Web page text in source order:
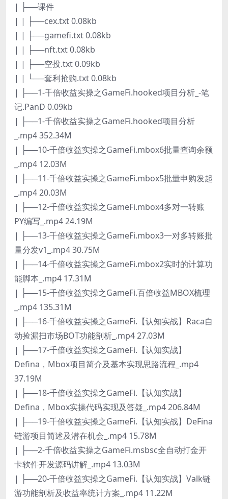
| ├──课件
| | ├──cex.txt 0.08kb
| | ├──gamefi.txt 0.08kb
| | ├──nft.txt 0.08kb
| | ├──空投.txt 0.09kb
| | └──套利抢购.txt 0.08kb
| ├──1-千倍收益实操之GameFi.hooked项目分析_-笔
记.PanD 0.09kb
| ├──1-千倍收益实操之GameFi.hooked项目分析
_.mp4 352.34M
| ├──10-千倍收益实操之GameFi.mbox6批量查询余额
_.mp4 12.03M
| ├──11-千倍收益实操之GameFi.mbox5批量申购发起
_.mp4 20.03M
| ├──12-千倍收益实操之GameFi.mbox4多对一转账
PY编写_.mp4 24.19M
| ├──13-千倍收益实操之GameFi.mbox3一对多转账批
量分发v1_.mp4 30.75M
| ├──14-千倍收益实操之GameFi.mbox2实时的计算功
能脚本_.mp4 17.31M
| ├──15-千倍收益实操之GameFi.百倍收益MBOX梳理
_.mp4 135.31M
| ├──16-千倍收益实操之GameFi.【认知实战】Raca自
动捡漏扫市场BOT功能剖析_.mp4 27.03M
| ├──17-千倍收益实操之GameFi.【认知实战】
Defina，Mbox项目简介及基本实现思路流程_.mp4
37.19M
| ├──18-千倍收益实操之GameFi.【认知实战】
Defina，Mbox实操代码实现及答疑_.mp4 206.84M
| ├──19-千倍收益实操之GameFi.【认知实战】DeFina
链游项目简述及潜在机会_.mp4 15.78M
| ├──2-千倍收益实操之GameFi.msbsc全自动打金开
卡软件开发源码讲解_.mp4 13.03M
| ├──20-千倍收益实操之GameFi.【认知实战】Valk链
游功能剖析及收益率统计方案_.mp4 11.22M